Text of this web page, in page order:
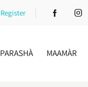
Register
PARASHÀ MAAMÀR